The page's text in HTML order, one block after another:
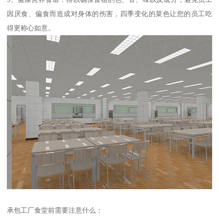
因厌食、偏食而造成对身体的伤害，四季变化的菜色让您的员工吃
得更称心如意。
承包工厂食堂前需要注意什么：